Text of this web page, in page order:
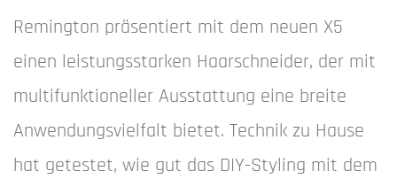
Remington präsentiert mit dem neuen X5
einen leistungsstarken Haarschneider, der mit
multifunktioneller Ausstattung eine breite
Anwendungsvielfalt bietet. Technik zu Hause
hat getestet, wie gut das DIY-Styling mit dem